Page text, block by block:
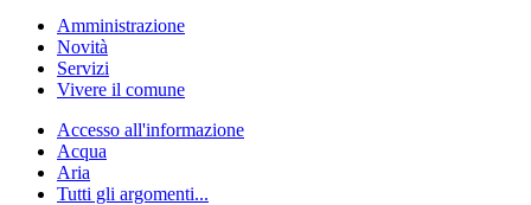
Amministrazione
Novità
Servizi
Vivere il comune
Accesso all'informazione
Acqua
Aria
Tutti gli argomenti...